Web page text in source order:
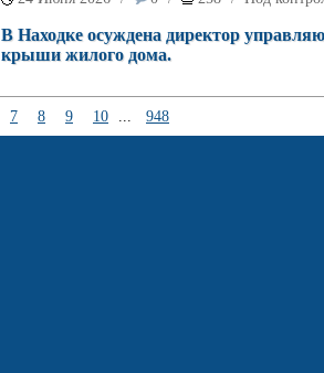
В Находке осуждена директор
крыши жилого дома.
7 8 9 10 ... 948